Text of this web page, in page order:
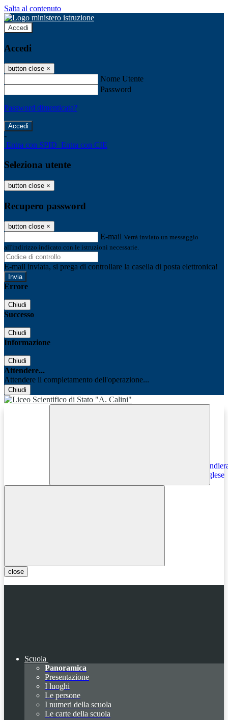
Salta al contenuto
Accedi
Accedi
button close ×
Nome Utente
Password
Password dimenticata?
-
Entra con SPID Entra con CIE
Seleziona utente
button close ×
Recupero password
button close ×
E-mail Verrà inviato un messaggio
all'indirizzo indicato con le istruzioni necessarie.
E-mail inviata, si prega di controllare la casella di posta elettronica!
Errore
Chiudi
Successo
Chiudi
Informazione
Chiudi
Attendere...
Attendere il completamento dell'operazione...
Chiudi
close
Scuola
Panoramica
Presentazione
I luoghi
Le persone
I numeri della scuola
Le carte della scuola